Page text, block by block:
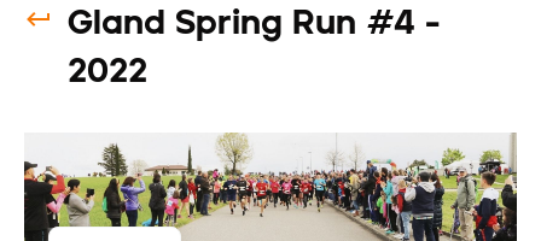
Gland Spring Run #4 -
2022